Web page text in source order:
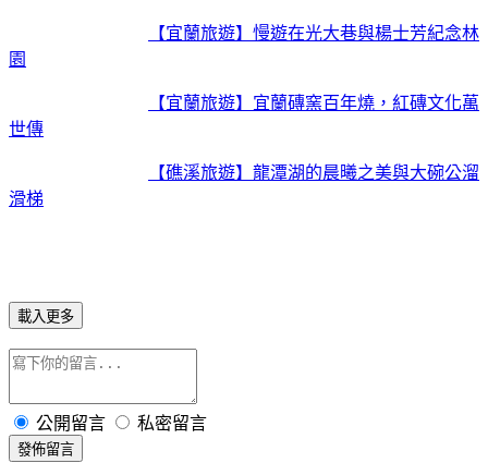
【宜蘭旅遊】慢遊在光大巷與楊士芳紀念林
園
【宜蘭旅遊】宜蘭磚窯百年燒，紅磚文化萬
世傳
【礁溪旅遊】龍潭湖的晨曦之美與大碗公溜
滑梯
載入更多
公開留言 私密留言
發佈留言